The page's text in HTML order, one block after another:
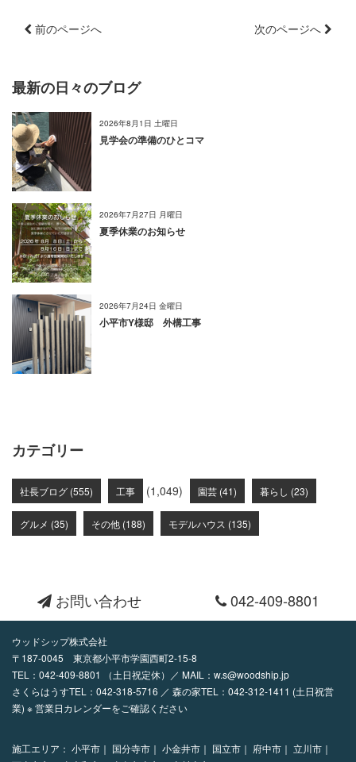
前のページへ 次のページへ
最新の日々のブログ
2026年8月1日 土曜日
見学会の準備のひとコマ
2026年7月27日 月曜日
夏季休業のお知らせ
2026年7月24日 金曜日
小平市Y様邸 外構工事
カテゴリー
社長ブログ (555) 工事 (1,049) 園芸 (41) 暮らし (23)
グルメ (35) その他 (188) モデルハウス (135)
お問い合わせ 042-409-8801
ウッドシップ株式会社
〒187-0045 東京都小平市学園西町2-15-8
TEL： 042-409-8801 （土日祝定休）／ MAIL： w.s@woodship.jp
さくらはうすTEL：042-318-5716 ／ 森の家TEL：042-312-1411 (土日祝営
業) ※ 営業日カレンダーをご確認ください
施工エリア： 小平市｜ 国分寺市｜ 小金井市｜ 国立市｜ 府中市｜ 立川市｜